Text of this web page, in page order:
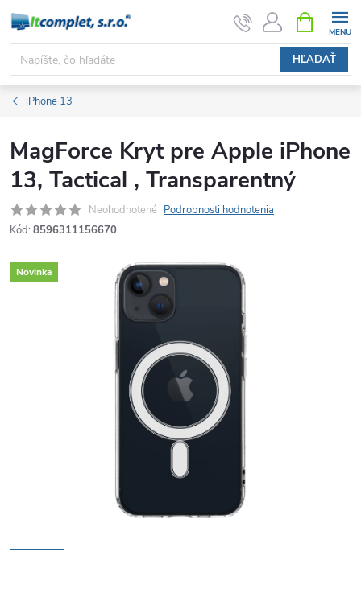
Prejsť
obsah
HĽADAŤ
KOŠÍK
iPhone 13
MagForce Kryt pre Apple iPhone
13, Tactical , Transparentný
Neohodnotené Podrobnosti hodnotenia
Kód: 8596311156670
Novinka